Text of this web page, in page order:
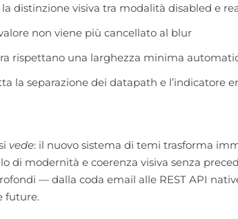
distinzione visiva tra modalità disabled e
non viene più cancellato al blur
rispettano una larghezza minima
la separazione dei datapath e l’indicatore
vede: il nuovo sistema di temi trasforma
di modernità e coerenza visiva senza
— dalla coda email alle REST API
future.